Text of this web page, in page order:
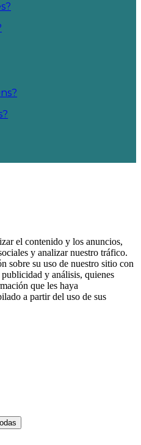
el contenido y los anuncios,
y analizar nuestro tráfico.
sobre su uso de nuestro sitio con
publicidad y análisis, quienes
que les haya
a partir del uso de sus